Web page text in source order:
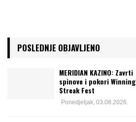
POSLEDNJE OBJAVLJENO
MERIDIAN KAZINO: Zavrti
spinove i pokori Winning
Streak Fest
Ponedjeljak, 03.08.2026.